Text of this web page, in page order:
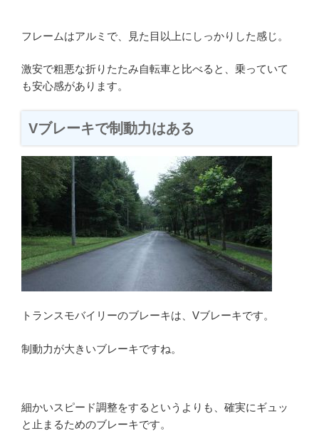
フレームはアルミで、見た目以上にしっかりした感じ。
激安で粗悪な折りたたみ自転車と比べると、乗っていて
も安心感があります。
Vブレーキで制動力はある
トランスモバイリーのブレーキは、Vブレーキです。
制動力が大きいブレーキですね。
細かいスピード調整をするというよりも、確実にギュッ
と止まるためのブレーキです。